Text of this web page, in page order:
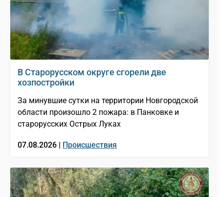
В Старорусском округе сгорели две
хозпостройки
За минувшие сутки на территории Новгородской
области произошло 2 пожара: в Панковке и
старорусских Острых Луках
07.08.2026 | Происшествия